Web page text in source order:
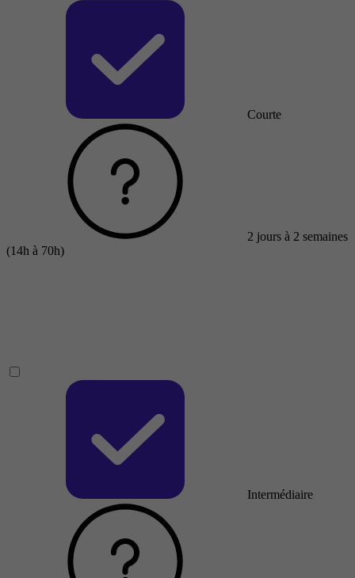
Courte
2 jours à 2 semaines
(14h à 70h)
Intermédiaire